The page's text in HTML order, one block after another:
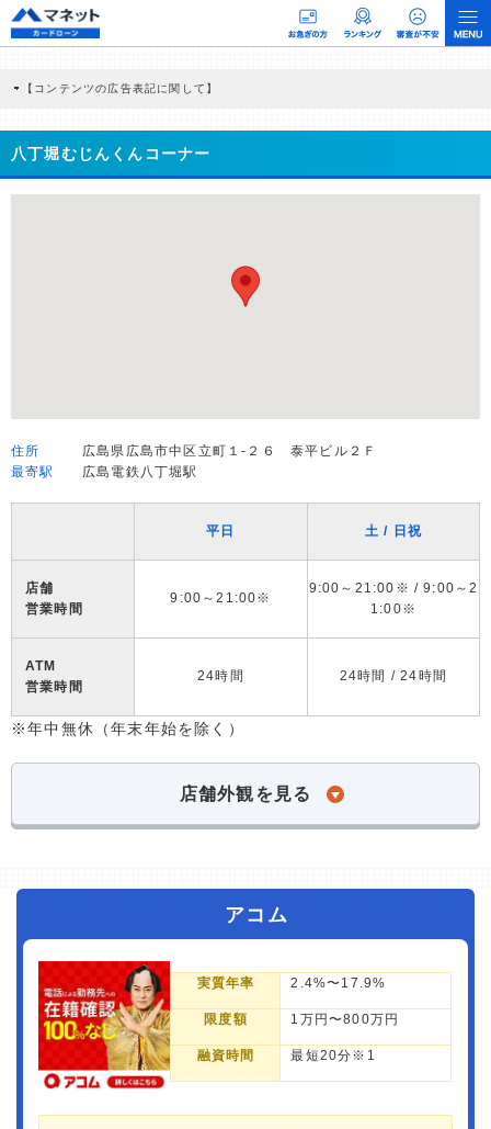
【コンテンツの広告表記に関して】
商品を根拠なくPRするものではなく、当編集部の調査／ユーザーへの口コミ収集な
どに基づき、公平性を担保した情報提供を行っています。
>提携企業一覧
八丁堀むじんくんコーナー
住所
広島県広島市中区立町１-２６ 泰平ビル２Ｆ
最寄駅
広島電鉄八丁堀駅
平日 土 / 日祝
店舗
営業時間
9:00～21:00※
9:00～21:00※ / 9:00～2
1:00※
ATM
営業時間
24時間 24時間 / 24時間
※年中無休（年末年始を除く）
店舗外観を見る
アコム
実質年率 2.4%〜17.9%
限度額 1万円〜800万円
融資時間 最短20分※1